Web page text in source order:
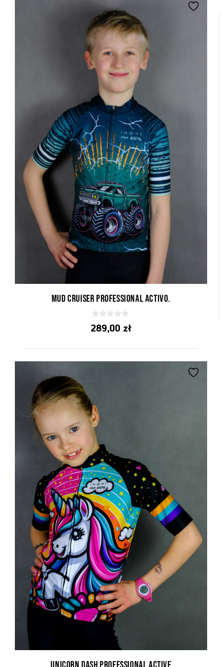
Materiał przyjemny w dotyku
Kontrola termiczna
Produkty z tym znakiem oznaczają użycie materiałów
pomagających utrzymać komfortową temperaturę ciała.
Mud Cruiser Professional activo.
0
z
289,00 zł